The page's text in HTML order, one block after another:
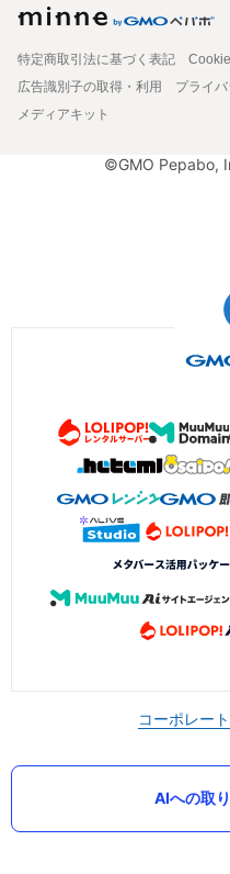
特定商取引法に基づく表記
広告識別子の取得・利用
プライ
メディアキット
©GMO Pepabo,
コーポレー
AIへの取